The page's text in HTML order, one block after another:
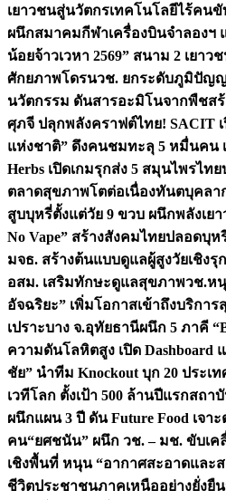
เยาวชนสู่นวัตกรเทคโนโลยีไร้คน
ผนึกสมาคมกีฬาเครื่องบินจำลองฯ
น้อยจ้าวเวหา 2569” สนาม 2 เยา
ศักยภาพโดรนวช. ยกระดับภูมิปัญญ
นวัตกรรม ดันสารอะมิโนจากพืชส
ศุภจี ปลุกพลังคราฟต์ไทย! SACIT
แห่งชาติ” ดึงคนชมทะลุ 5 หมื่นคน
Herbs เปิดเกมรุกส่ง 5 สมุนไพรไท
ตลาดสุขภาพโตต่อเนื่องทันตบุคลา
สูบบุหรี่ตั้งแต่วัย 9 ขวบ ผนึกพลังเยา
No Vape” สร้างสังคมไทยปลอดบุ
มจธ. สร้างต้นแบบดูแลผู้สูงวัยเชิงรุ
อสม. เสริมทักษะดูแลสุขภาพวช.ห
อัจฉริยะ” เพิ่มโอกาสเข้าถึงบริกา
เปราะบาง จ.อุทัยธานีผนึก 5 ภาคี
ความดันโลหิตสูง เปิด Dashboard
ชัย” นำทีม Knockout บุก 20 ประเ
เวทีโลก ตั้งเป้า 500 ล้านปีแรกสถา
ผนึกแผน 3 ปี ดัน Future Food เจา
คน“ยศชนัน” ผนึก วช. – มช. ขับเ
เชิงพื้นที่ หนุน “อากาศสะอาดและ
ชีวิตประชาชนภาคเหนืออย่างยั่งยืน